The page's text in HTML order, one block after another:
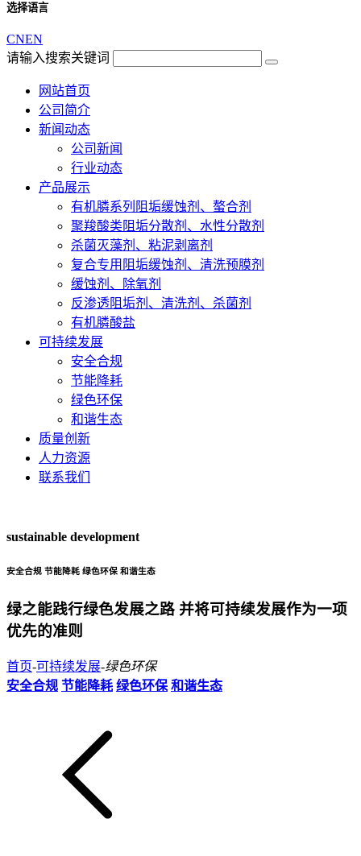
选择语言
CNEN
请输入搜索关键词
网站首页
公司简介
新闻动态
公司新闻
行业动态
产品展示
有机膦系列阻垢缓蚀剂、螯合剂
聚羧酸类阻垢分散剂、水性分散剂
杀菌灭藻剂、粘泥剥离剂
复合专用阻垢缓蚀剂、清洗预膜剂
缓蚀剂、除氧剂
反渗透阻垢剂、清洗剂、杀菌剂
有机膦酸盐
可持续发展
安全合规
节能降耗
绿色环保
和谐生态
质量创新
人力资源
联系我们
sustainable development
安全合规 节能降耗 绿色环保 和谐生态
绿之能践行绿色发展之路 并将可持续发展作为一项
优先的准则
首页-可持续发展-绿色环保
安全合规 节能降耗 绿色环保 和谐生态